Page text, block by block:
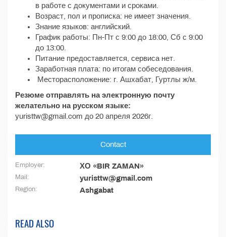
в работе с документами и сроками.
Возраст, пол и прописка: не имеет значения.
Знание языков: английский.
График работы: Пн-Пт с 9:00 до 18:00, Сб с 9:00
до 13:00.
Питание предоставляется, сервиса нет.
Заработная плата: по итогам собеседования.
Месторасположение: г. Ашхабат, Гуртлы ж/м.
Резюме отправлять на электронную почту
желательно на русском языке:
yuristtw@gmail.com до 20 апреля 2026г.
Contact
Employer: ХО «BIR ZAMAN»
Mail: yuristtw@gmail.com
Region: Ashgabat
READ ALSO